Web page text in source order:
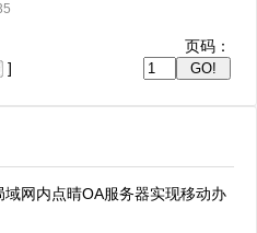
]
页码：
网内点晴OA服务器实现移动办